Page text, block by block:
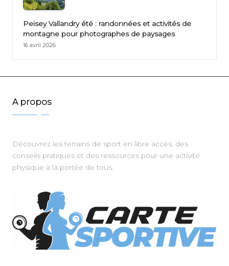
Peisey Vallandry été : randonnées et activités de
montagne pour photographes de paysages
16 avril 2026
A propos
Découvrez les terrains de sport en libre accès, des
conseils pratiques et des ressources pour une activité
physique à la portée de tous.